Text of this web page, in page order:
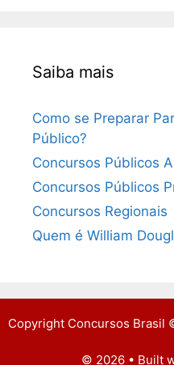
Saiba mais
Como se Preparar
Público?
Concursos Públicos
Concursos Públicos
Concursos Regionais
Quem é William
Copyright Concursos Brasil
© 2026 • Built